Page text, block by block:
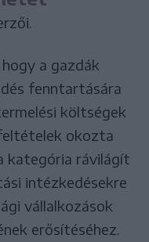
a gazdák
fenntartására
költségek
okozta
kategória rávilágít
intézkedésekre
vállalkozások
erősítéséhez.